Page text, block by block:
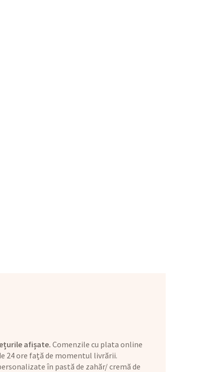
afișate. Comenzile cu plata online
24 ore față de momentul livrării.
în pastă de zahăr/ cremă de